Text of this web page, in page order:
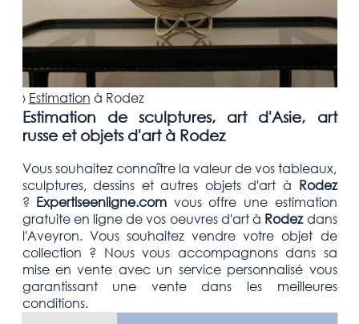
› Estimation à Rodez
Estimation de sculptures, art d'Asie, art
russe et objets d'art à Rodez
Vous souhaitez connaître la valeur de vos tableaux,
sculptures, dessins et autres objets d'art à Rodez
? Expertiseenligne.com vous offre une estimation
gratuiteen ligne de vos oeuvres d'art à Rodezdans
l'Aveyron. Vous souhaitez vendre votre objet de
collection ? Nous vous accompagnons dans sa
mise en vente avec un service personnalisé vous
garantissant une vente dans les meilleures
conditions.